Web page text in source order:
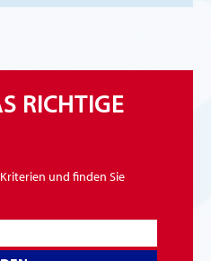
RICHTIGE
und finden Sie